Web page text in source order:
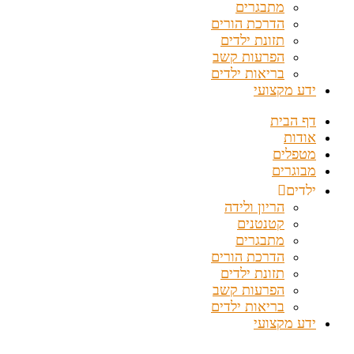
מתבגרים
הדרכת הורים
תזונת ילדים
הפרעות קשב
בריאות ילדים
ידע מקצועי
דף הבית
אודות
מטפלים
מבוגרים
ילדים
הריון ולידה
קטנטנים
מתבגרים
הדרכת הורים
תזונת ילדים
הפרעות קשב
בריאות ילדים
ידע מקצועי